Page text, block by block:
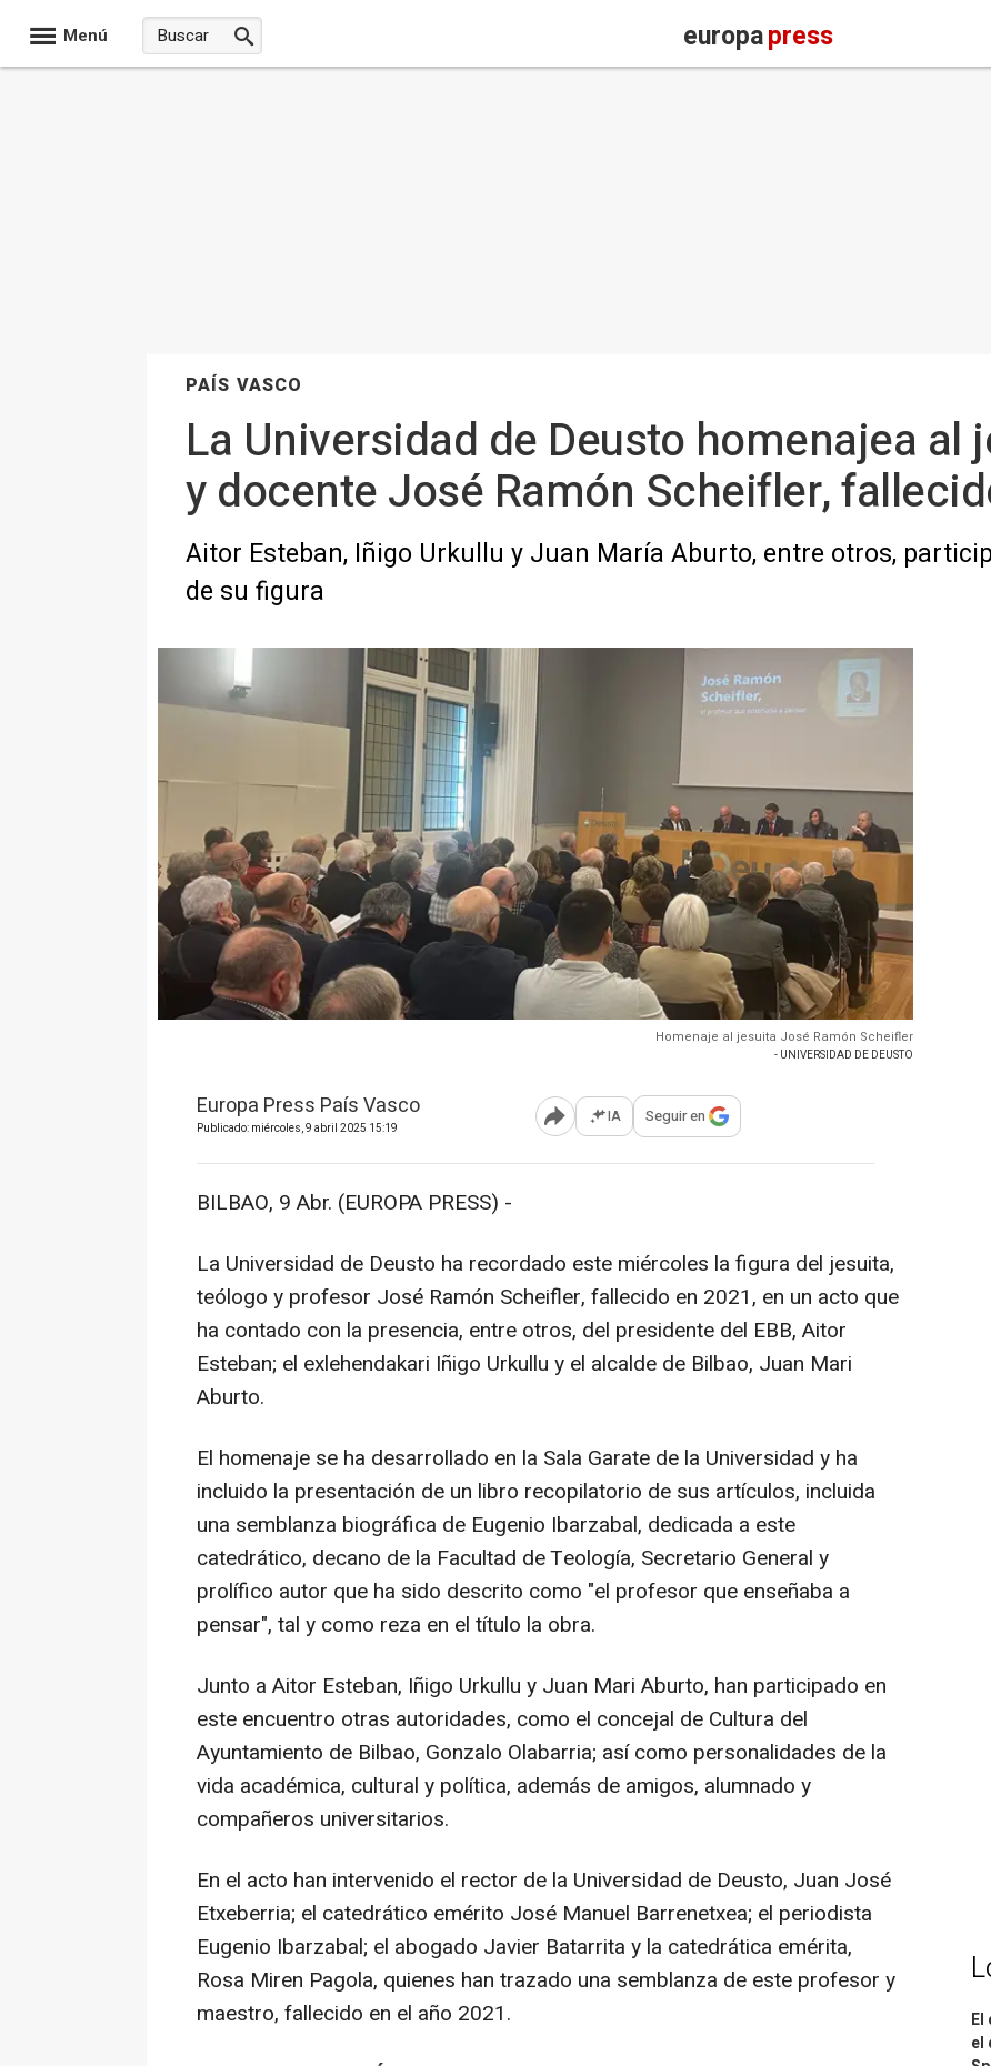
Menú europapress
PAÍS VASCO
La Universidad de Deusto homenajea al
y docente José Ramón Scheifler,
Aitor Esteban, Iñigo Urkullu y Juan María Aburto, entre otros,
de su figura
Homenaje al jesuita José Ramón Scheifler
- UNIVERSIDAD DE DEUSTO
Europa Press País Vasco
Publicado: miércoles, 9 abril 2025 15:19 Abrir opciones para compartir
IA Seguir en
BILBAO, 9 Abr. (EUROPA PRESS) -
La Universidad de Deusto ha recordado este miércoles la figura del jesuita,
teólogo y profesor José Ramón Scheifler, fallecido en 2021, en un acto que
ha contado con la presencia, entre otros, del presidente del EBB, Aitor
Esteban; el exlehendakari Iñigo Urkullu y el alcalde de Bilbao, Juan Mari
Aburto.
El homenaje se ha desarrollado en la Sala Garate de la Universidad y ha
incluido la presentación de un libro recopilatorio de sus artículos, incluida
una semblanza biográfica de Eugenio Ibarzabal, dedicada a este
catedrático, decano de la Facultad de Teología, Secretario General y
prolífico autor que ha sido descrito como "el profesor que enseñaba a
pensar", tal y como reza en el título la obra.
Junto a Aitor Esteban, Iñigo Urkullu y Juan Mari Aburto, han participado en
este encuentro otras autoridades, como el concejal de Cultura del
Ayuntamiento de Bilbao, Gonzalo Olabarria; así como personalidades de la
vida académica, cultural y política, además de amigos, alumnado y
compañeros universitarios.
En el acto han intervenido el rector de la Universidad de Deusto, Juan José
Etxeberria; el catedrático emérito José Manuel Barrenetxea; el periodista
Eugenio Ibarzabal; el abogado Javier Batarrita y la catedrática emérita,
Rosa Miren Pagola, quienes han trazado una semblanza de este profesor y
maestro, fallecido en el año 2021.
El
el